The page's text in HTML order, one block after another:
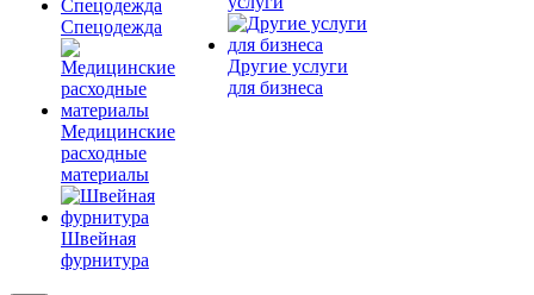
Спецодежда
Медицинские
расходные
материалы
Швейная
фурнитура
Другие услуги
для бизнеса